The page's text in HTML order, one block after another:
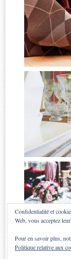
Confidentialité et
Web, vous acceptez
Pour en savoir plus,
Politique relative aux